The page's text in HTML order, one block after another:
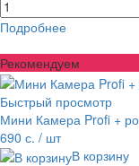
Подробнее
Рекомендуем
Быстрый просмотр
Мини Камера Profi +
690 с. / шт
В корзину